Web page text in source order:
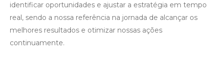
identificar oportunidades e ajustar a estratégia em tempo
real, sendo a nossa referência na jornada de alcançar os
melhores resultados e otimizar nossas ações
continuamente.